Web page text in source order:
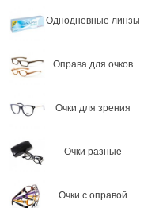
Однодневные линзы
Оправа для очков
Очки для зрения
Очки разные
Очки с оправой